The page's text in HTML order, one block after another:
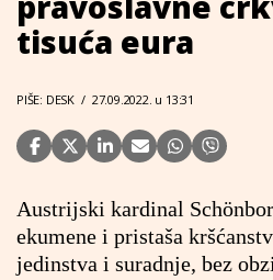
tisuća eura
PIŠE: DESK / 27.09.2022. u 13:31
Austrijski kardinal
ekumene i pristaša
jedinstva i suradnje, bez